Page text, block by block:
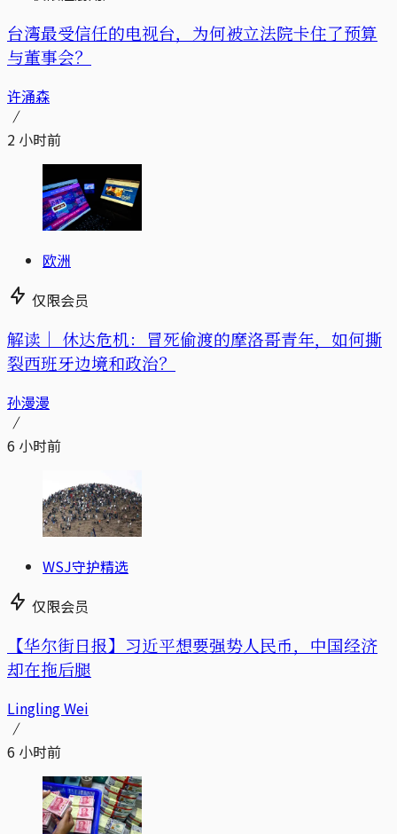
台湾最受信任的电视台，为何被立法院卡住了预算
与董事会？
许涌森
2 小时前
欧洲
仅限会员
解读｜ 休达危机：冒死偷渡的摩洛哥青年，如何撕
裂西班牙边境和政治？
孙漫漫
6 小时前
WSJ守护精选
仅限会员
【华尔街日报】习近平想要强势人民币，中国经济
却在拖后腿
Lingling Wei
6 小时前